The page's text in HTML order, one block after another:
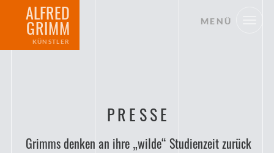
ALFRED
GRIMM
KÜNSTLER
MENÜ
PRESSE
Grimms denken an ihre „wilde“ Studienzeit zurück